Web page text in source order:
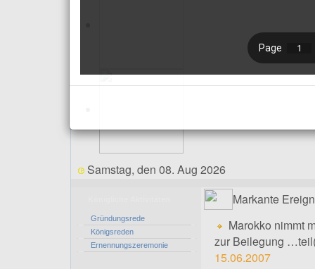
Samstag, den 08. Aug 2026
Gründungsrede
Königsreden
Ernennungszeremonie
Markante
Marokko nimmt
zur Beilegung
15.06.2007